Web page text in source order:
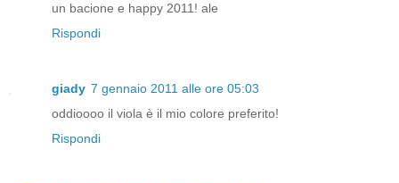
un bacione e happy 2011! ale
Rispondi
giady 7 gennaio 2011 alle ore 05:03
oddioooo il viola è il mio colore preferito!
Rispondi